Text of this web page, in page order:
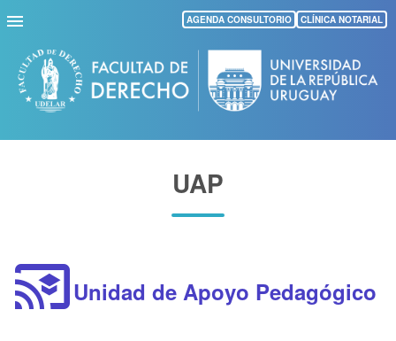
Pasar
al
contenido
principal
AGENDA CONSULTORIO CLÍNICA NOTARIAL
UAP
cast_for_educationUnidad de Apoyo Pedagógico